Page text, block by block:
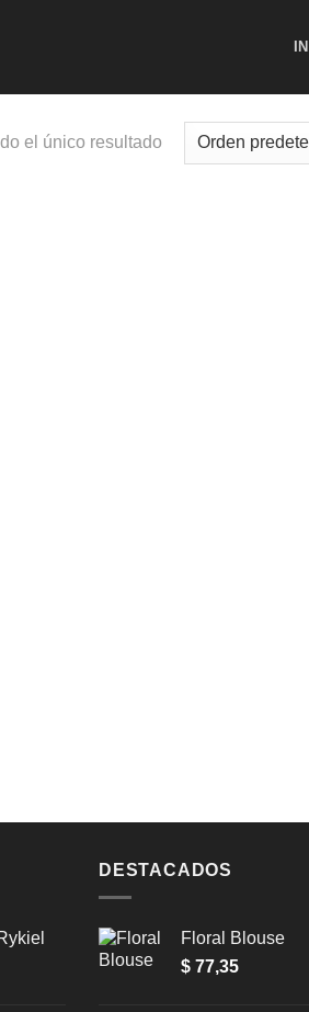
el único resultado
DESTACADOS
Floral Blouse
$ 77,35